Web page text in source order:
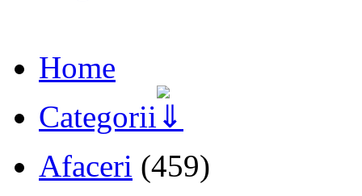
Home
Categorii
Afaceri (459)